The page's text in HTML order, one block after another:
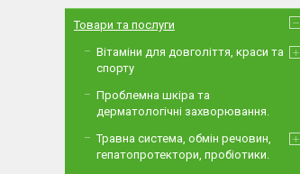
Товари та послуги
Вітаміни для довголіття, краси та
спорту
Проблемна шкіра та
дерматологічні захворювання.
Травна система, обмін речовин,
гепатопротектори, пробіотики.